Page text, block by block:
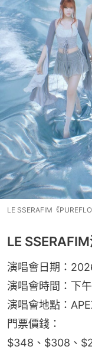
LE SSERAFIM《
LE
演唱會日期：
演唱會時間：下
演唱會地點：
門票價錢：
$348、$308、